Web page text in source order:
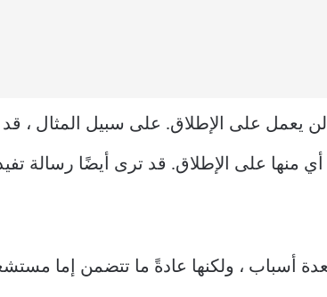
لن يعمل على الإطلاق. على سبيل المثال ،